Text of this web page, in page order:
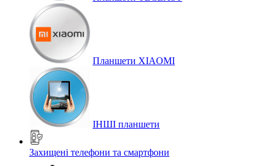
Планшети XIAOMI
ІНШІ планшети
Захищені телефони та смартфони